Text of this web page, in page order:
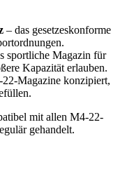
– das gesetzeskonforme
sportliche Magazin für
Kapazität erlauben.
Magazine konzipiert,
mit allen M4-22-
gehandelt.